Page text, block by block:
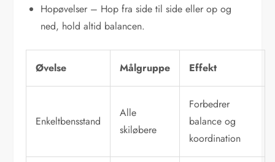
Hopøvelser – Hop fra side til side eller op og
ned, hold altid balancen.
Øvelse Målgruppe Effekt
Enkeltbensstand
Alle
skiløbere
Forbedrer
balance og
koordination